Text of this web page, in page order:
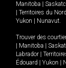
Manitoba
Territoires du
Yukon
Nunavut.
Trouver des
Manitoba
Labrador
Édouard
Yukon